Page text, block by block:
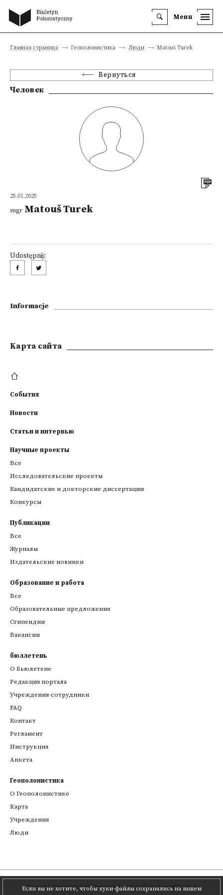
Menu
Главная страница Геополонистика Люди Matouš Turek
Вернуться
Человек
25.01.2025
mgr Matouš Turek
Udostępnij:
Informacje
Если вы не хотите, чтобы куки-файлы сохранялись на вашем
Kарта сайта
События
Новости
Статьи и интервью
Научные проекты
Все
Исследовательские проекты
Кандидатские и докторские диссертации
Конкурсы
Публикации
Все
Журналы
Издательские новинки
Образование и работа
Все
Образовательные предложения
Стипендии
Вакансии
бюллетень
О Бьюлетене
Редакция портала
Учреждения-сотрудники
FAQ
Контакт
Регламент
Инструкция
Анкета
Геополонистика
О Геополонистике
Kарта
Учреждения
Люди
ПроектИнститут литературных исследований ПАНи